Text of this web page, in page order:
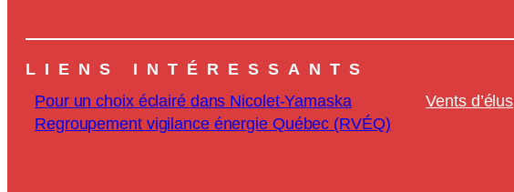
LIENS INTÉRESSANTS
Pour un choix éclairé dans Nicolet-Yamaska
Regroupement vigilance énergie Québec (RVÉQ)
Vents d’élus